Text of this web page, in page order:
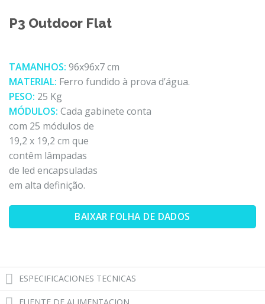
P3 Outdoor Flat
TAMANHOS: 96x96x7 cm
MATERIAL: Ferro fundido à prova d’água.
PESO: 25 Kg
MÓDULOS: Cada gabinete conta
com 25 módulos de
19,2 x 19,2 cm que
contêm lâmpadas
de led encapsuladas
em alta definição.
BAIXAR FOLHA DE DADOS
ESPECIFICACIONES TECNICAS